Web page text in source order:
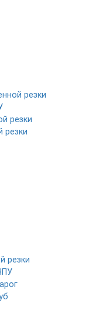
резки
резки
резки
резки